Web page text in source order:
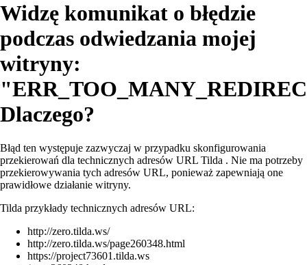
Widzę komunikat o błędzie
podczas odwiedzania mojej
witryny:
Dlaczego?
Błąd ten występuje zazwyczaj w przypadku skonfigurowania
przekierowań dla technicznych adresów URL Tilda . Nie ma potrzeby
przekierowywania tych adresów URL, ponieważ zapewniają one
prawidłowe działanie witryny.
Tilda przykłady technicznych adresów URL:
http://zero.tilda.ws/
http://zero.tilda.ws/page260348.html
https://project73601.tilda.ws